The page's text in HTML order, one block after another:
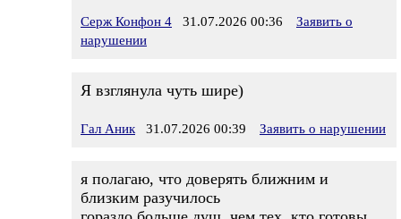
Серж Конфон 4 31.07.2026 00:36
Заявить о
нарушении
Я взглянула чуть шире)
Гал Аник 31.07.2026 00:39 Заявить о нарушении
я полагаю, что доверять ближним и
близким разучилось